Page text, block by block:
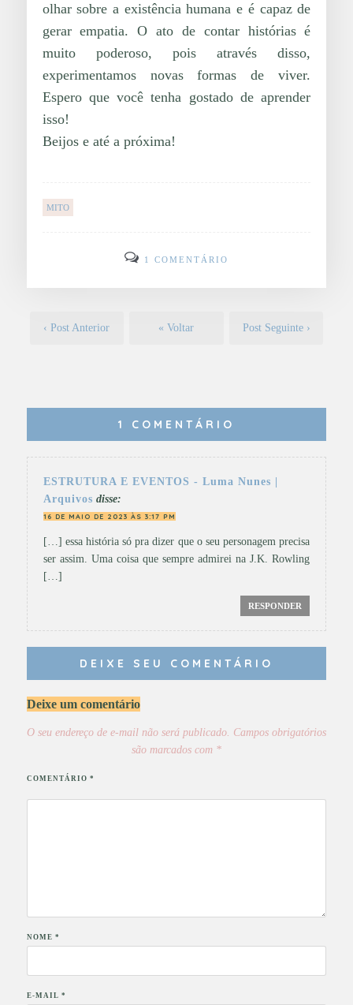
olhar sobre a existência humana e é capaz de
gerar empatia. O ato de contar histórias é
muito poderoso, pois através disso,
experimentamos novas formas de viver.
Espero que você tenha gostado de aprender
isso!
Beijos e até a próxima!
MITO
1 COMENTÁRIO
‹ Post Anterior « Voltar Post Seguinte ›
1 COMENTÁRIO
ESTRUTURA E EVENTOS - Luma Nunes |
Arquivos disse:
16 DE MAIO DE 2023 ÀS 3:17 PM
[…] essa história só pra dizer que o seu personagem precisa
ser assim. Uma coisa que sempre admirei na J.K. Rowling
[…]
RESPONDER
DEIXE SEU COMENTÁRIO
Deixe um comentário
O seu endereço de e-mail não será publicado. Campos obrigatórios
são marcados com *
COMENTÁRIO *
NOME *
E-MAIL *